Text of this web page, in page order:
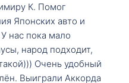
К. Помог
Японских авто и
нас пока мало
народ подходит,
Очень удобный
Выиграли Аккорда